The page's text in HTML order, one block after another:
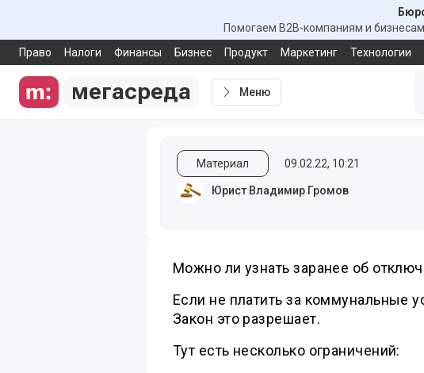
Помогаем B2B-компаниям и
Право Налоги Финансы Бизнес Продукт Маркетинг Технологии
мегасреда Меню
Материал 09.02.22, 10:21
Юрист Владимир Громов
​Можно ли узнать заранее об
Если не платить за коммунальные
Закон это разрешает.
Тут есть несколько ограничений: